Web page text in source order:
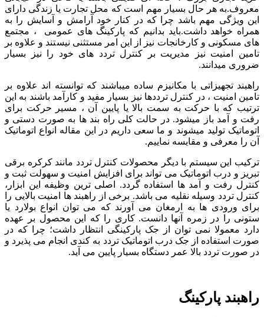
معروف.به هر حال بسیار مهم است که محل تجارت یا زندگی دارای
این ویژگی مهم باشد چرا که در کنار خود آرامش و آسایش را به
همراه خواهد داشت.باید بدانیم که پارکینگ های عمومی ، مجتمع
های مسکونی و کارخانجات نیز از این امر مستثنی نیستند و علاوه بر
تامین امنیت نیز مدیریت بر کنترل تردد های خود را نیز بسیار
ضروری میدانند.
راهبند تجهیزاتی با مکانیزم ساده میباشند که توانسته اند علاوه بر
تامین امنیت ، در کنترل ترددها نیز بسیار مفید و کارآمد باشند به این
ترتیب که با حرکت به سمت بالا یا پایین آن ، مسیر حرکت برای
رفت و آمد باز میشود. در حالت کلی راه بند ها به صورت دستی و
اتوماتیک تولید میشوند و ما سعی داریم در این مقاله انواع اتوماتیک
آن را معرفی و مقایسه نماییم.
ترکیب این سیستم با دیگر محصولات کنترل تردد مانند کرکره برقی
تبریز و درب اتوماتیک می تواند برای افزایش امنیت و سهولت ثبت و
کنترل رفت و آمد ها استفاده گردد. اصلی ترین وظیفه این ابزار،
کنترل تردد وسیله نقلیه می باشد. برخی از راهبند ها امنیت بالایی را
برای ورودی ها به ارمغان می آورند که می توان انواع بولارد یا
ستونی را در زمره آنها دانست. کاری را که این محصول بر عهده
دارد معمولا نمی توان از جک پارکینگی انتظار داشت؛ چرا که در
صورت استفاده از جک درب اتوماتیک تردد به کندی انجام می پذیرد و
در صورت تردد بالا عمر دستگاه بسیار پایین می آید.
راهبند پارکینگ